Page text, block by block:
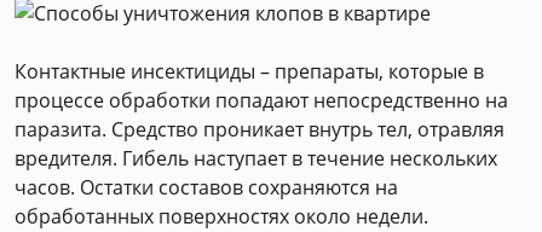
Контактные инсектициды – препараты, которые в
процессе обработки попадают непосредственно на
паразита. Средство проникает внутрь тел, отравляя
вредителя. Гибель наступает в течение нескольких
часов. Остатки составов сохраняются на
обработанных поверхностях около недели.